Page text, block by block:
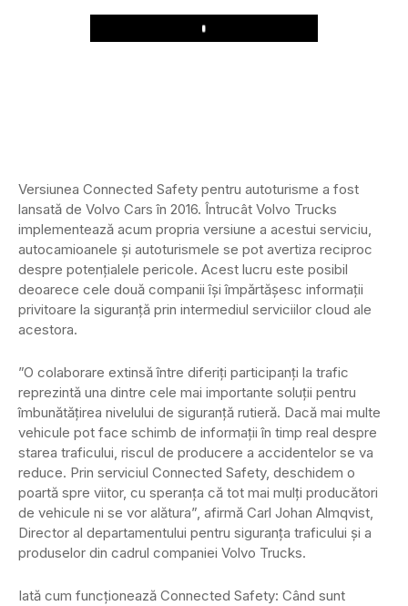
Play
Versiunea Connected Safety pentru autoturisme a fost
lansată de Volvo Cars în 2016. Întrucât Volvo Trucks
implementează acum propria versiune a acestui serviciu,
autocamioanele și autoturismele se pot avertiza reciproc
despre potențialele pericole. Acest lucru este posibil
deoarece cele două companii își împărtășesc informații
privitoare la siguranță prin intermediul serviciilor cloud ale
acestora.
”O colaborare extinsă între diferiți participanți la trafic
reprezintă una dintre cele mai importante soluții pentru
îmbunătățirea nivelului de siguranță rutieră. Dacă mai multe
vehicule pot face schimb de informații în timp real despre
starea traficului, riscul de producere a accidentelor se va
reduce. Prin serviciul Connected Safety, deschidem o
poartă spre viitor, cu speranța că tot mai mulți producători
de vehicule ni se vor alătura”, afirmă Carl Johan Almqvist,
Director al departamentului pentru siguranța traficului și a
produselor din cadrul companiei Volvo Trucks.
Iată cum funcționează Connected Safety: Când sunt